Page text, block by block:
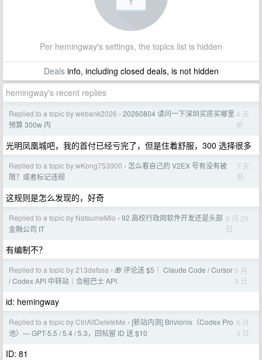
Per hemingway's settings, the topics list is hidden
Dealsinfo, including closed deals, is not hidden
hemingway's recent replies
Replied to a topic by webank2026 › 20260804 请问一下深圳买房买哪里
预算 300w 内
4 天
前
光明凤凰城吧，我的首付已经亏完了，但是住着舒服，300 选择很多
Replied to a topic by wKong753900 › 怎么看自己的 V2EX 号有没有被
限？或者标记违规
7 天
前
这规则是怎么发现的，好奇
Replied to a topic by NatsumeMio › 92 高校行政岗软件开发还是头部
金融公司 IT
6 月 29
日
有编制不？
Replied to a topic by 213dafssa › 🎁 评论送 $5｜ Claude Code / Cursor
/ Codex API 中转站｜合租巴士 API
6 月
3 日
id: hemingway
Replied to a topic by CtrlAltDeleteMe › [新站内测] Brivionix（Codex Pro
池）— GPT-5.5 / 5.4 / 5.3，回帖留 ID 送 $10
6 月
3 日
ID: 81